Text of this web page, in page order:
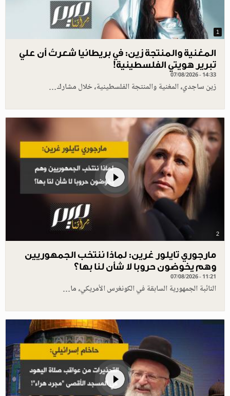
1
المغنية والمنتجة زين: في بريطانيا شعرتُ أن علي
تبرير هويتي الفلسطينية!
07/08/2026 - 14:33
زين ساجدي، المغنية والمنتجة الفلسطينية، خلال مشارك…
2
مارجوري تايلور غرين: لماذا ننتخب الجمهوريين
وهم يخوضون حروبا لا شأن لنا بها؟
07/08/2026 - 11:21
النائبة الجمهورية السابقة في الكونغرس الأمريكي، ما…